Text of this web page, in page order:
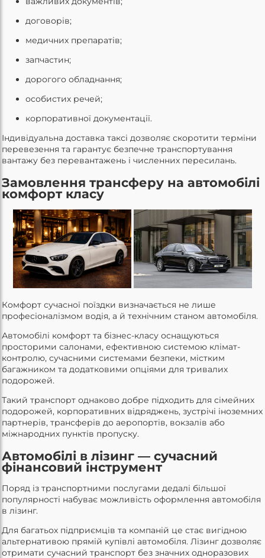
договорів;
медичних препаратів;
запчастин;
дорогого обладнання;
особистих речей;
корпоративної документації.
Індивідуальна доставка таксі дозволяє скоротити терміни
перевезення та гарантує безпечне транспортування
вантажу без перевантажень і численних пересилань.
Замовлення трансферу на автомобілі
комфорт класу
Комфорт сучасної поїздки визначається не лише
професіоналізмом водія, а й технічним станом автомобіля.
Автомобілі комфорт та бізнес-класу оснащуються
просторими салонами, ефективною системою клімат-
контролю, сучасними системами безпеки, містким
багажником та додатковими опціями для тривалих
подорожей.
Такий транспорт однаково добре підходить для сімейних
подорожей, корпоративних відряджень, зустрічі іноземних
партнерів, трансферів до аеропортів, вокзалів або
міжнародних пунктів пропуску.
Автомобілі в лізинг — сучасний
фінансовий інструмент
Поряд із транспортними послугами дедалі більшої
популярності набуває можливість оформлення автомобіля
в лізинг.
Для багатьох підприємців та компаній це стає вигідною
альтернативою прямій купівлі автомобіля. Лізинг дозволяє
отримати сучасний транспорт без значних одноразових